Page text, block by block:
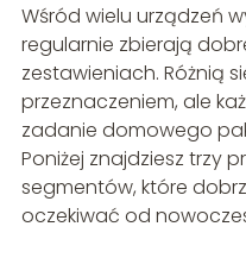
Wśród wielu urządzeń
regularnie zbierają
zestawieniach. Różnią
przeznaczeniem, ale
zadanie domowego
Poniżej znajdziesz trzy
segmentów, które
oczekiwać od